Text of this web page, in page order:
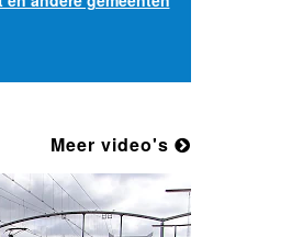
Meer video's